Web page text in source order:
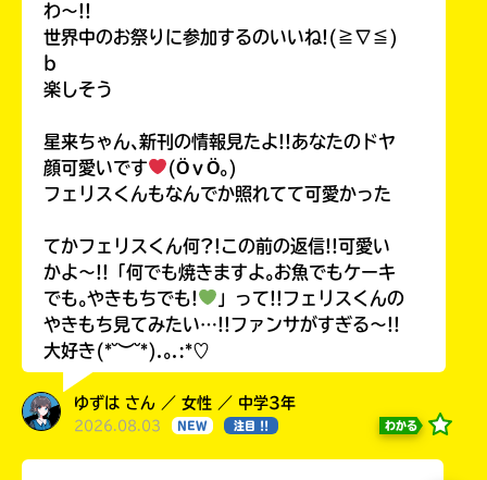
わ〜!!
世界中のお祭りに参加するのいいね!(≧∇≦)
b
楽しそう
星来ちゃん､新刊の情報見たよ!!あなたのドヤ
顔可愛いです
(ӦｖӦ｡)
フェリスくんもなんでか照れてて可愛かった
てかフェリスくん何?!この前の返信!!可愛い
かよ〜!!「何でも焼きますよ｡お魚でもケーキ
でも｡やきもちでも!
」って!!フェリスくんの
やきもち見てみたい…!!ファンサがすぎる〜!!
大好き(*˘︶˘*).｡.:*♡
ゆずは さん ／ 女性 ／ 中学3年
2026.08.03 NEW 注目 !! わかる